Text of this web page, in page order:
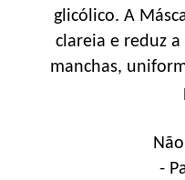
glicólico. A
clareia e reduz
manchas,
-